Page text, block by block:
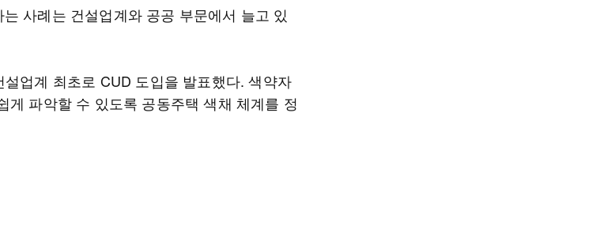
사례는 건설업계와 공공 부문에서 늘고 있
업계 최초로 CUD 도입을 발표했다. 색약자
게 파악할 수 있도록 공동주택 색채 체계를 정